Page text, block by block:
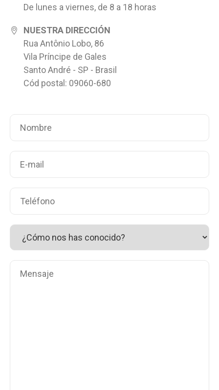
De lunes a viernes, de 8 a 18 horas
NUESTRA DIRECCIÓN
Rua Antônio Lobo, 86
Vila Príncipe de Gales
Santo André - SP - Brasil
Cód postal: 09060-680